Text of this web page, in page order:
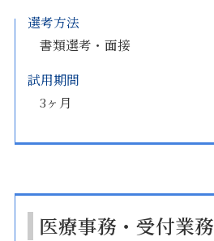
選考方法
書類選考・面接
試用期間
3ヶ月
医療事務・受付業務